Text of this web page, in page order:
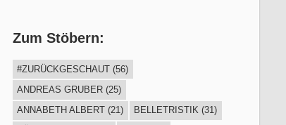
Zum Stöbern:
#ZURÜCKGESCHAUT (56)
ANDREAS GRUBER (25)
ANNABETH ALBERT (21) BELLETRISTIK (31)